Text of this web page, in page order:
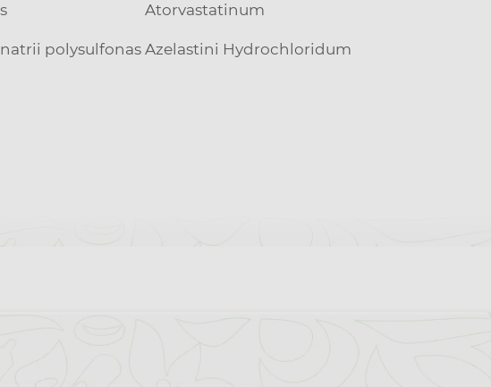
Atorvastatinum
polysulfonas Azelastini Hydrochloridum